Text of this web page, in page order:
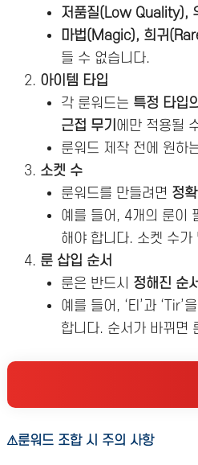
저품질(Low Quality),
마법(Magic), 희귀
들 수 없습니다.
아이템 타입
각 룬워드는 특정 타입
근접 무기 에만 적용될
룬워드 제작 전에 원하
소켓 수
룬워드를 만들려면 정
예를 들어, 4개의 룬이
해야 합니다. 소켓 수가
룬 삽입 순서
룬은 반드시 정해진 순
예를 들어, ‘El’과 ‘Tir’
합니다. 순서가 바뀌면
⚠룬워드 조합 시 주의 사항